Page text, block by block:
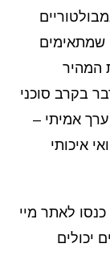
שמתאימים
המהיר
בקרב סוכני
אמיתי –
איכותי
לאתר מיי
יכולים